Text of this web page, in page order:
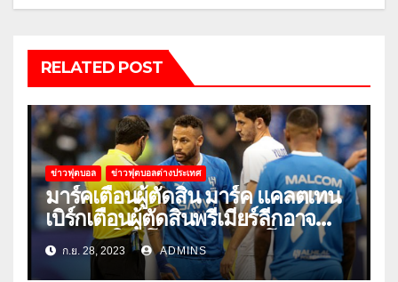
RELATED POST
ข่าวฟุตบอล ข่าวฟุตบอลต่างประเทศ
มาร์คเตือนผู้ตัดสิน มาร์ค แคลตเทน
เบิร์กเตือนผู้ตัดสินพรีเมียร์ลีกอาจ
‘ยอมแพ้ในยูโรหรือฟุตบอลโลก’
ก.ย. 28, 2023 ADMINS